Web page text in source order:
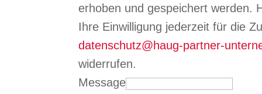
erhoben und gespeichert werden.
Ihre Einwilligung jederzeit für die
datenschutz@haug-partner-
widerrufen.
Message